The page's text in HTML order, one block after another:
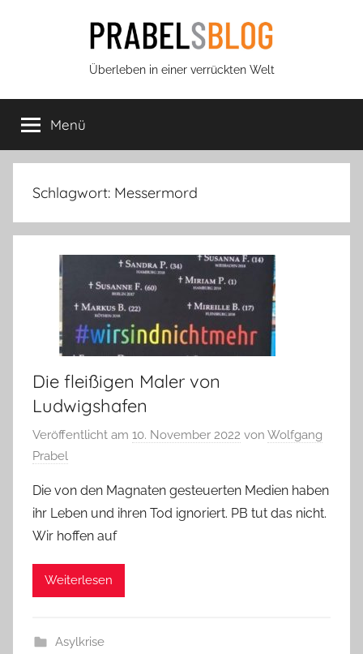
Prabels
Blog
Überleben in einer verrückten Welt
Menü
Schlagwort: Messermord
Die fleißigen Maler von
Ludwigshafen
Veröffentlicht am 10. November 2022 von Wolfgang
Prabel
Die von den Magnaten gesteuerten Medien haben
ihr Leben und ihren Tod ignoriert. PB tut das nicht.
Wir hoffen auf
Weiterlesen
Asylkrise